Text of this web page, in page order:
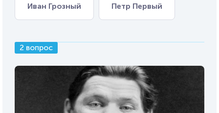
Иван Грозный Петр Первый
2 вопрос